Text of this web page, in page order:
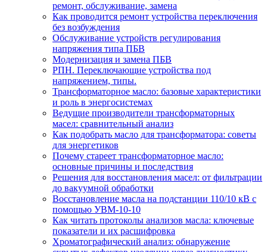
ремонт, обслуживание, замена
Как проводится ремонт устройства переключения
без возбуждения
Обслуживание устройств регулирования
напряжения типа ПБВ
Модернизация и замена ПБВ
РПН. Переключающие устройства под
напряжением, типы.
Трансформаторное масло: базовые характеристики
и роль в энергосистемах
Ведущие производители трансформаторных
масел: сравнительный анализ
Как подобрать масло для трансформатора: советы
для энергетиков
Почему стареет трансформаторное масло:
основные причины и последствия
Решения для восстановления масел: от фильтрации
до вакуумной обработки
Восстановление масла на подстанции 110/10 кВ с
помощью УВМ-10-10
Как читать протоколы анализов масла: ключевые
показатели и их расшифровка
Хроматографический анализ: обнаружение